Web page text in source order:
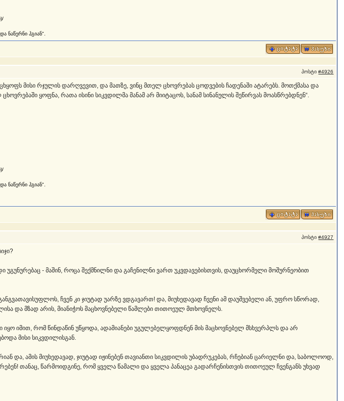
ნაწერნი ჰგიან".
პოსტი#4926
მისი რჯულის დარღვევით, და მათზე, ვინც მთელ ცხოვრებას ცოდვების ჩადენაში ატარებს. მოთქმასა და
ყოფნა, რათა ისინი სიკვდილმა მანამ არ მიიტაცოს, სანამ სინანულის შეწირვას მოასწრებდნენ“.
ნაწერნი ჰგიან".
პოსტი#4927
უგუნურებაც - მაშინ, როცა შექმნილნი და გაჩენილნი ვართ უკვდავებისთვის, დაუცხორმელი მოშურნეობით
ჩვენ კი ჯიუტად უარზე ვდგავართ! და, მიუხედავად ჩვენი ამ დაუშვებელი ან, უფრო სწორად,
და მზად არის, მიანიჭოს მაცხოვნებელი წამლები თითოეულ მთხოვნელს.
იმით, რომ წინდაწინ უწყოდა, ადამიანები უგულებელყოფდნენ მის მაცხოვნებელ მსხვერპლს და არ
მისი სიკვდილისგან.
და, ამის მიუხედავად, ჯიუტად იჟინებენ თავიანთი სიკვდილის უბადრუკებას, რჩებიან ცარიელნი და, საბოლოოდ,
თანაც, წარმოიდგინე, რომ ყველა წამალი და ყველა პანაცეა გადარჩენისთვის თითოეულ ჩვენგანს უხვად